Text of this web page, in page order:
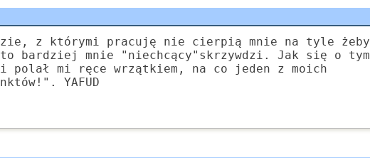
z którymi pracuję nie cierpią mnie na tyle żeby
bardziej mnie "niechcący"skrzywdzi. Jak się o tym
polał mi ręce wrzątkiem, na co jeden z moich
YAFUD